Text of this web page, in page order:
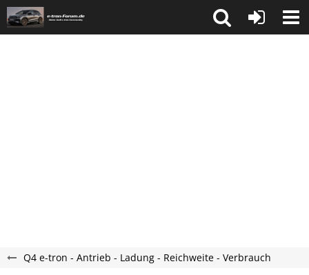
Q4 e-tron - Antrieb - Ladung - Reichweite - Verbrauch